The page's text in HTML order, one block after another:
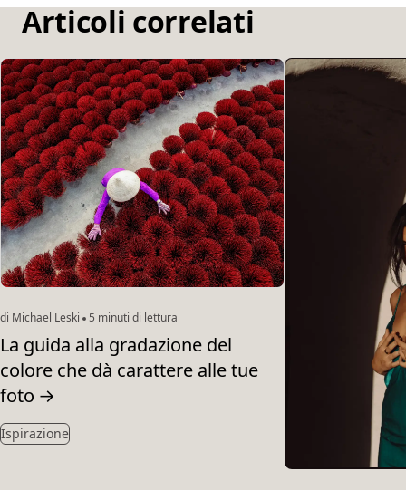
Articoli correlati
di Michael Leski 5 minuti di lettura
La guida alla gradazione del
colore che dà carattere alle tue
foto →
Ispirazione